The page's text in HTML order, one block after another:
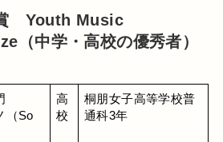
Youth Music
（中学・高校の優秀者）
（So
高
校
桐朋女子高等学校普
通科3年